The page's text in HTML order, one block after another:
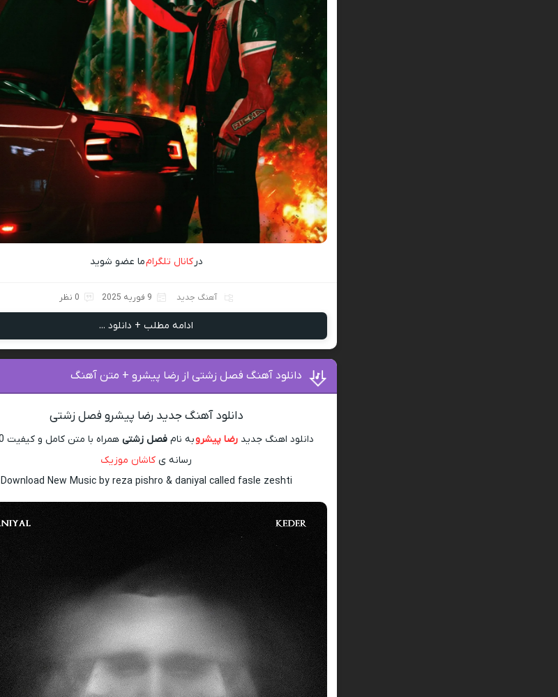
درکانال تلگرامما عضو شوید
آهنگ جدید 9 فوریه 2025 0 نظر
ادامه مطلب + دانلود ...
دانلود آهنگ فصل زشتی از رضا پیشرو + متن آهنگ
دانلود آهنگ جدید رضا پیشرو فصل زشتی
دانلود اهنگ جدید رضا پیشروبه نام فصل زشتی
رسانه ی کاشان موزیک
Download New Music by reza pishro & daniyal called fasle zeshti